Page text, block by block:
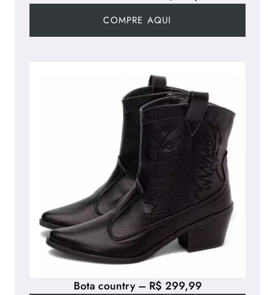
COMPRE AQUI
Bota country – R$ 299,99